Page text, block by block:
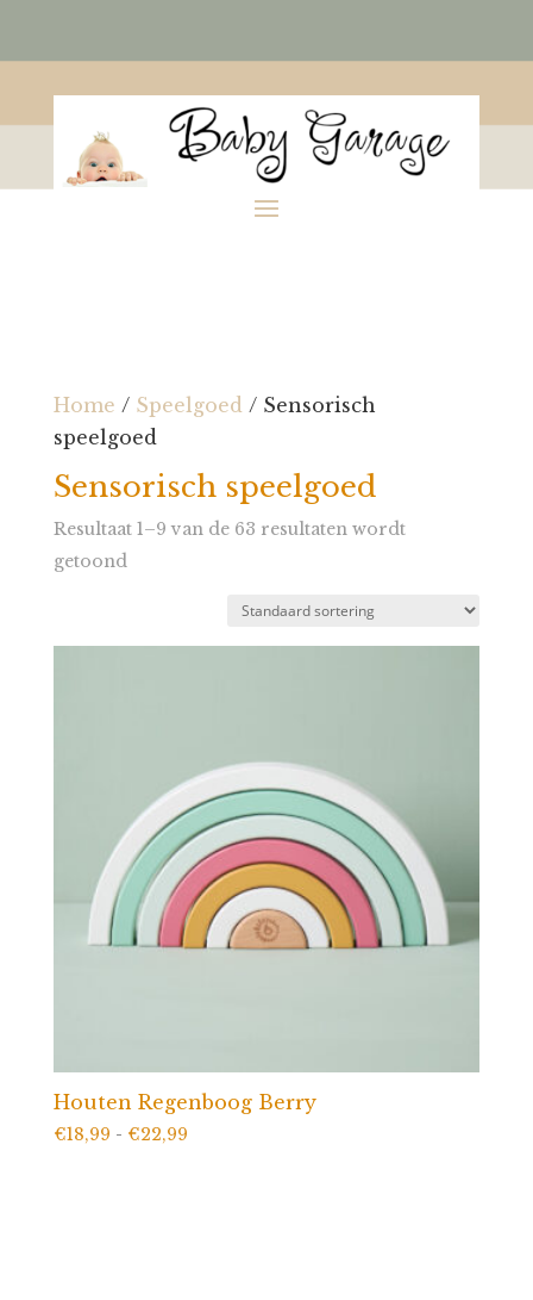
Home / Speelgoed / Sensorisch
speelgoed
Sensorisch speelgoed
Resultaat 1–9 van de 63 resultaten wordt
getoond
Houten Regenboog Berry
€18,99 - €22,99Prijsklasse: